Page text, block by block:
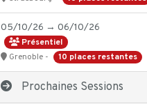
05/10/26 → 06/10/26
Présentiel
Grenoble -
10 places restantes
Prochaines Sessions